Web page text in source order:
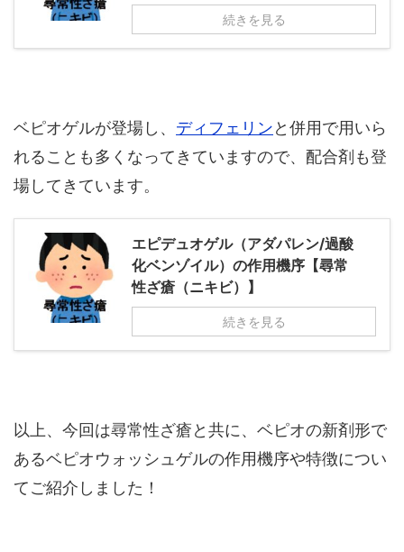
続きを見る
ベピオゲルが登場し、 ディフェリンと併用で用いら
れることも多くなってきていますので、配合剤も登
場してきています。
エピデュオゲル（アダパレン/過酸
化ベンゾイル）の作用機序【尋常
性ざ瘡（ニキビ）】
続きを見る
以上、今回は尋常性ざ瘡と共に、ベピオの新剤形で
あるベピオウォッシュゲルの作用機序や特徴につい
てご紹介しました！